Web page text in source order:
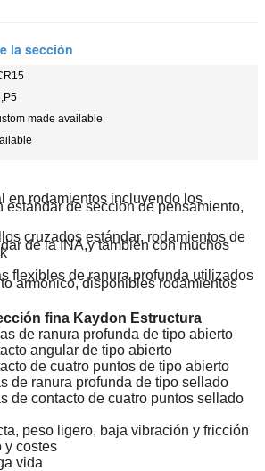
la sección
made available
en rodamientos incluyendo los
estándar de sección de pensamiento,
cruzados estándar, rodamientos de
de la INA,y también con muchos
flexibles de ranura profunda utilizados
armónico, disponibles rodamientos
fina Kaydon Estructura
de ranura profunda de tipo abierto
angular de tipo abierto
de cuatro puntos de tipo abierto
de ranura profunda de tipo sellado
de contacto de cuatro puntos sellado
peso ligero, baja vibración y fricción
y costes
vida